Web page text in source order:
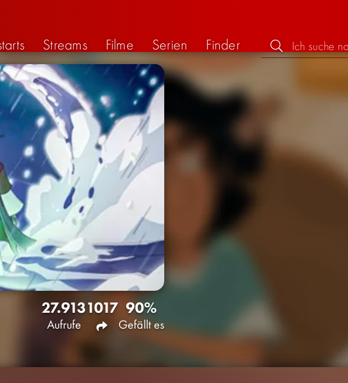
Streams Filme Serien Finder
27.913
Aufrufe
1017 90%
Gefällt es